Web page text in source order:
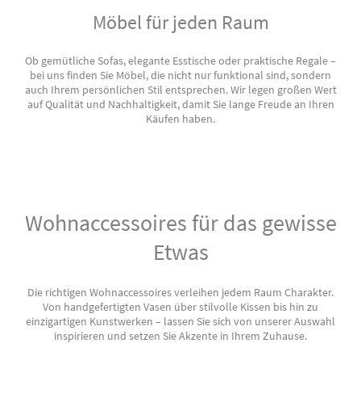
Möbel für jeden Raum
Ob gemütliche Sofas, elegante Esstische oder praktische Regale –
bei uns finden Sie Möbel, die nicht nur funktional sind, sondern
auch Ihrem persönlichen Stil entsprechen. Wir legen großen Wert
auf Qualität und Nachhaltigkeit, damit Sie lange Freude an Ihren
Käufen haben.
Wohnaccessoires für das gewisse
Etwas
Die richtigen Wohnaccessoires verleihen jedem Raum Charakter.
Von handgefertigten Vasen über stilvolle Kissen bis hin zu
einzigartigen Kunstwerken – lassen Sie sich von unserer Auswahl
inspirieren und setzen Sie Akzente in Ihrem Zuhause.